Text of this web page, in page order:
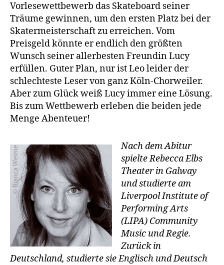
Vorlesewettbewerb das Skateboard seiner
Träume gewinnen, um den ersten Platz bei der
Skatermeisterschaft zu erreichen. Vom
Preisgeld könnte er endlich den größten
Wunsch seiner allerbesten Freundin Lucy
erfüllen. Guter Plan, nur ist Leo leider der
schlechteste Leser von ganz Köln-Chorweiler.
Aber zum Glück weiß Lucy immer eine Lösung.
Bis zum Wettbewerb erleben die beiden jede
Menge Abenteuer!
Nach dem Abitur
spielte Rebecca Elbs
Theater in Galway
und studierte am
Liverpool Institute of
Performing Arts
(LIPA) Community
Music und Regie.
Zurück in
Deutschland, studierte sie Englisch und Deutsch